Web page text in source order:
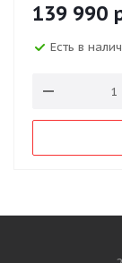
139 990
Есть в